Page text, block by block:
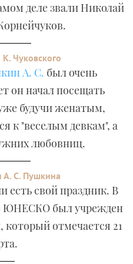
деле звали Николай
Чуковского
А. С. был очень
он начал посещать
будучи женатым,
к "веселым девкам", а
любовниц.
А. С. Пушкина
есть свой праздник. В
ЮНЕСКО был учрежден
отмечается 21